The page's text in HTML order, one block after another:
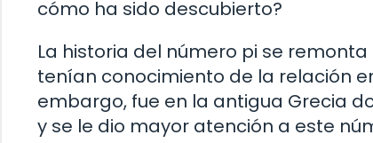
cómo ha sido descubierto?
La historia del número pi se
tenían conocimiento de la relación
embargo, fue en la antigua Grecia
y se le dio mayor atención a este